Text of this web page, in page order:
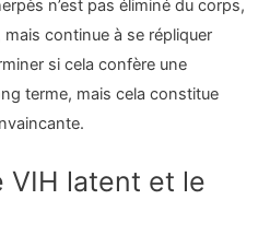
n’est pas éliminé du corps,
continue à se répliquer
si cela confère une
terme, mais cela constitue
VIH latent et le